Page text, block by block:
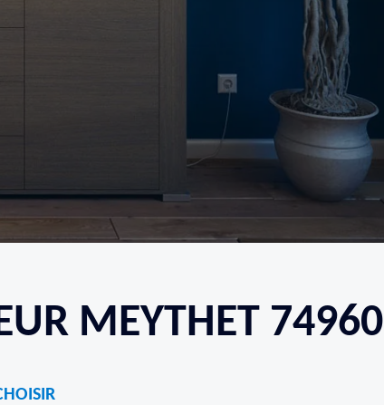
MEYTHET 74960